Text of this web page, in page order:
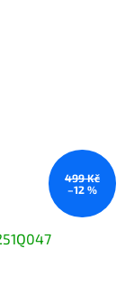
499 Kč
–12 %